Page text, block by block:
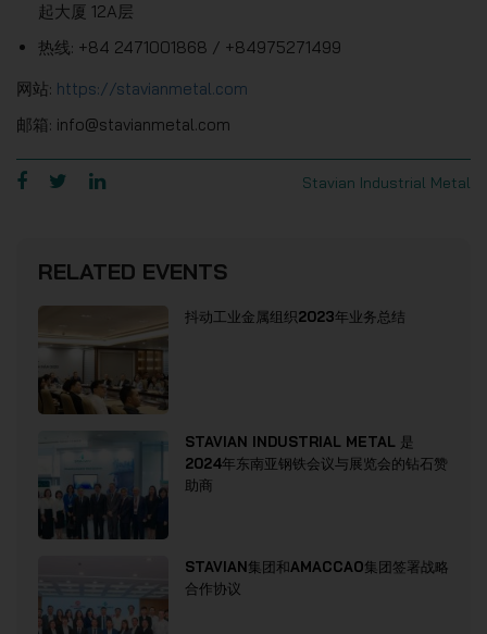
起大厦 12A层
热线: +84 2471001868 / +84975271499
网站: https://stavianmetal.com
邮箱: info@stavianmetal.com
Stavian Industrial Metal
RELATED EVENTS
抖动工业金属组织2023年业务总结
STAVIAN INDUSTRIAL METAL 是
2024年东南亚钢铁会议与展览会的钻石赞
助商
STAVIAN集团和AMACCAO集团签署战略
合作协议